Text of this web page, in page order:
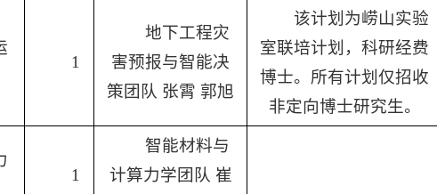
1
地下工程灾
害预报与智能决
策团队 张霄 郭旭
该计划为崂山实验
室联培计划，科研经费
博士。所有计划仅招收
非定向博士研究生。
1
智能材料与
计算力学团队 崔